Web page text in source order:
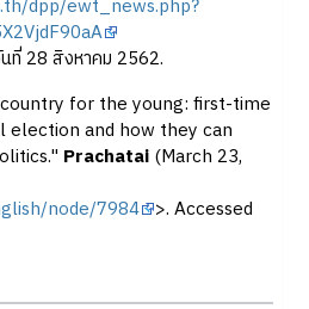
dpp/ewt_news.php?
ที่ 28 สิงหาคม 2562.
for the young: first-time
and how they can
Prachatai(March 23,
node/7984 >. Accessed